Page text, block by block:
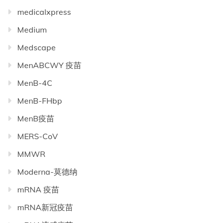
medicalxpress
Medium
Medscape
MenABCWY 疫苗
MenB-4C
MenB-FHbp
MenB疫苗
MERS-CoV
MMWR
Moderna-莫德纳
mRNA 疫苗
mRNA新冠疫苗